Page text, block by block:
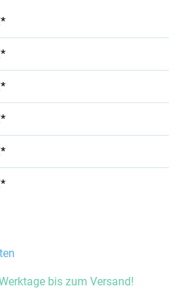
bis zum Versand!